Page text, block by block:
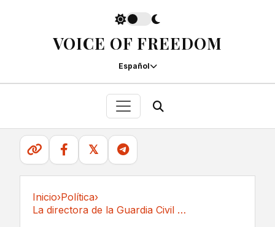
VOICE OF FREEDOM
Español
𝕏
Inicio›Política›
La directora de la Guardia Civil explicará sus...